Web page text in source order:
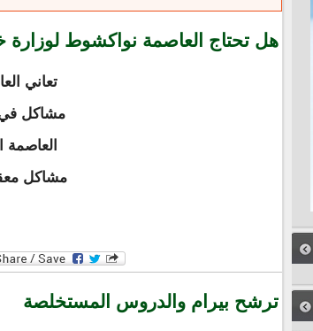
هل تحتاج العاصمة نواكشوط لوزارة
تعاني
مشاكل في
مشاكل
ترشح بيرام والدروس المستخلصة